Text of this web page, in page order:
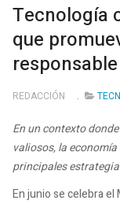
Tecnología
que
responsable
REDACCIÓN
En un contexto
valiosos, la
principales
En junio se celebra